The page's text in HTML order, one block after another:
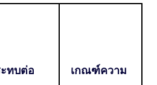
ทบต่อ
เกณฑ์ความ